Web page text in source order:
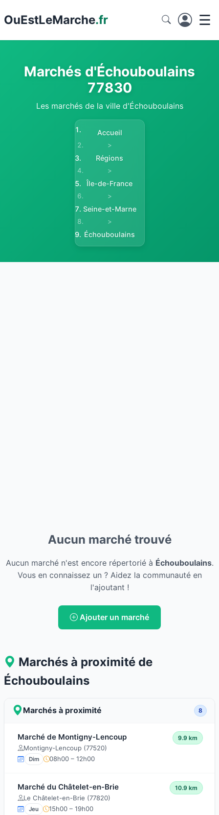
OuEstLeMarche.fr ☰
Marchés d'Échouboulains
77830
Les marchés de la ville d'Échouboulains
Accueil
>
Régions
>
Île-de-France
>
Seine-et-Marne
>
Échouboulains
Aucun marché trouvé
Aucun marché n'est encore répertorié à Échouboulains.
Vous en connaissez un ? Aidez la communauté en
l'ajoutant !
Ajouter un marché
Marchés à proximité de
Échouboulains
Marchés à proximité 8
Marché de Montigny-Lencoup
Montigny-Lencoup (77520)
9.9 km
Dim 08h00 – 12h00
Marché du Châtelet-en-Brie
Le Châtelet-en-Brie (77820)
10.9 km
Jeu 15h00 – 19h00